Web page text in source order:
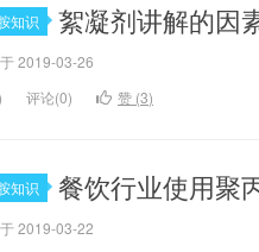
知识 絮凝剂讲解的因
2019-03-26
评论(0) 赞 (3)
知识 餐饮行业使用聚
2019-03-22